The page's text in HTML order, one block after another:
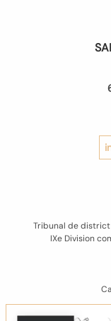
Tribunal de district
IXe Division